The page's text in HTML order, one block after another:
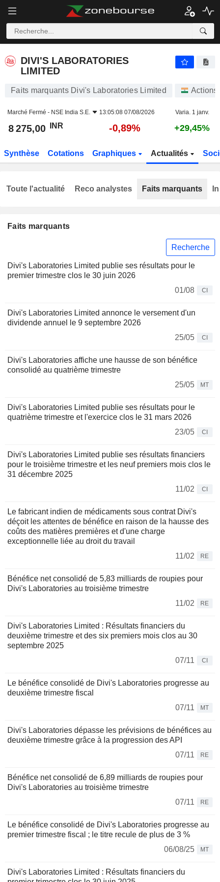
DIVI'S LABORATORIES
LIMITED
Faits marquants Divi's Laboratories Limited Actions
Marché Fermé - NSE India S.E. 13:05:08 07/08/2026 Varia. 1 janv.
8 275,00 INR -0,89% +29,45%
Synthèse Cotations Graphiques Actualités
Faits marquants
Recherche
Divi's Laboratories Limited publie ses résultats pour le
premier trimestre clos le 30 juin 2026
01/08
CI
Divi's Laboratories Limited annonce le versement d'un
dividende annuel le 9 septembre 2026
25/05
CI
Divi's Laboratories affiche une hausse de son bénéfice
consolidé au quatrième trimestre
25/05
MT
Divi's Laboratories Limited publie ses résultats pour le
quatrième trimestre et l'exercice clos le 31 mars 2026
23/05
CI
Divi's Laboratories Limited publie ses résultats financiers
pour le troisième trimestre et les neuf premiers mois clos le
31 décembre 2025
11/02
CI
Le fabricant indien de médicaments sous contrat Divi's
déçoit les attentes de bénéfice en raison de la hausse des
coûts des matières premières et d'une charge
exceptionnelle liée au droit du travail
11/02
RE
Bénéfice net consolidé de 5,83 milliards de roupies pour
Divi's Laboratories au troisième trimestre
11/02
RE
Divi's Laboratories Limited : Résultats financiers du
deuxième trimestre et des six premiers mois clos au 30
septembre 2025
07/11
CI
Le bénéfice consolidé de Divi's Laboratories progresse au
deuxième trimestre fiscal
07/11
MT
Divi's Laboratories dépasse les prévisions de bénéfices au
deuxième trimestre grâce à la progression des API
07/11
RE
Bénéfice net consolidé de 6,89 milliards de roupies pour
Divi's Laboratories au troisième trimestre
07/11
RE
Le bénéfice consolidé de Divi's Laboratories progresse au
premier trimestre fiscal ; le titre recule de plus de 3 %
06/08/25
MT
Divi's Laboratories Limited : Résultats financiers du
Toute l'actualité Reco analystes Faits marquants